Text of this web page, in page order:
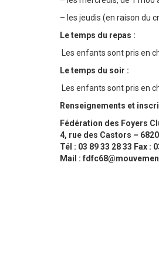
– les jeudis (en raison du
Le temps du repas :
Les enfants sont pris en
Le temps du soir :
Les enfants sont pris en
Renseignements et
Fédération des Foyers
4, rue des Castors –
Tél : 03 89 33 28 33 Fax :
Mail :